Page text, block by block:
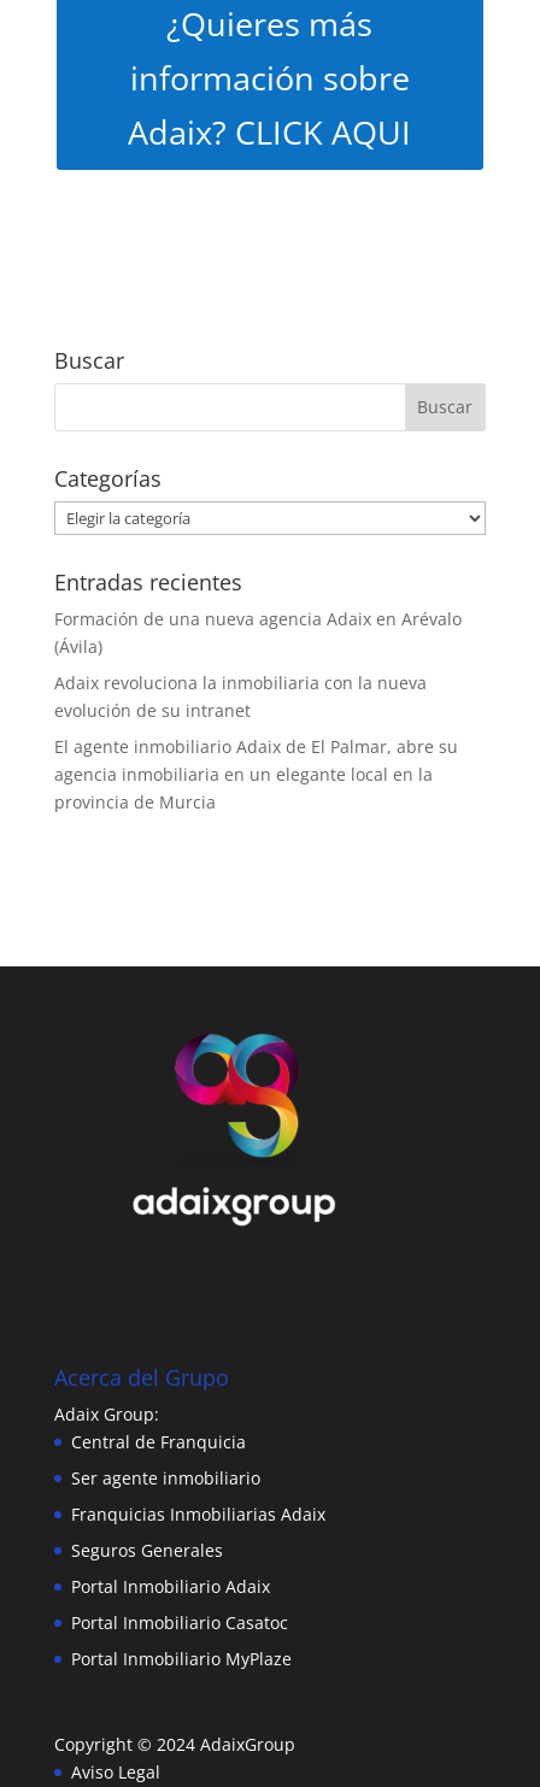
¿Quieres más
información sobre
Adaix? CLICK AQUI
Buscar
Categorías
Categorías
Entradas recientes
Formación de una nueva agencia Adaix en Arévalo
(Ávila)
Adaix revoluciona la inmobiliaria con la nueva
evolución de su intranet
El agente inmobiliario Adaix de El Palmar, abre su
agencia inmobiliaria en un elegante local en la
provincia de Murcia
Acerca del Grupo
Adaix Group:
Central de Franquicia
Ser agente inmobiliario
Franquicias Inmobiliarias Adaix
Seguros Generales
Portal Inmobiliario Adaix
Portal Inmobiliario Casatoc
Portal Inmobiliario MyPlaze
Copyright © 2024 AdaixGroup
Aviso Legal